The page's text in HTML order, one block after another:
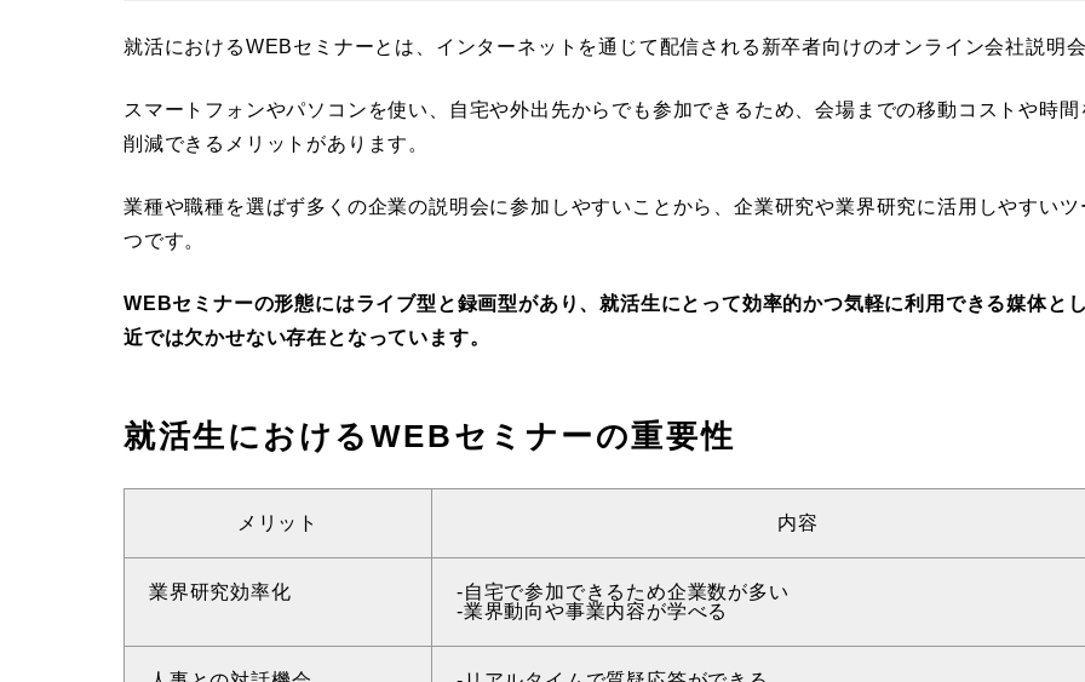
就活におけるWEBセミナーとは、インターネットを通じて配信される新卒者向けのオンライン会社説明会
スマートフォンやパソコンを使い、自宅や外出先からでも参加できるため、会場までの移動コストや時間
削減できるメリットがあります。
業種や職種を選ばず多くの企業の説明会に参加しやすいことから、企業研究や業界研究に活用しやすいツ
つです。
WEBセミナーの形態にはライブ型と録画型があり、就活生にとって効率的かつ気軽に利用できる媒体と
近では欠かせない存在となっています。
就活生におけるWEBセミナーの重要性
メリット 内容
業界研究効率化
-自宅で参加できるため企業数が多い
-業界動向や事業内容が学べる